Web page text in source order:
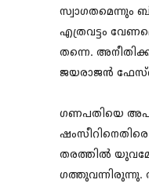
സ്വാഗതമെന്നും
എത്രവട്ടം
തന്നെ.
ജയരാജൻ
ഗണപതിയെ
തരത്തിൽ